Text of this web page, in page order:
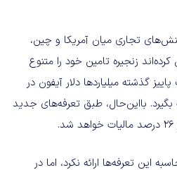
تجاری میان آمریکا و چین،
زنجیره تامین خود را متنوع
گذشته میلیاردها دلار آیفون در
بگیرد. بااین‌حال، طبق تعرفه‌های جدید
این تعرفه‌ها ارائه نکرد، اما در